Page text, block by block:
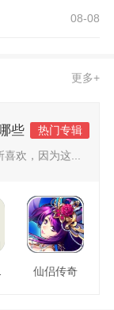
08-08
更多+
些
热门专辑
欢，因为这...
仙侣传奇